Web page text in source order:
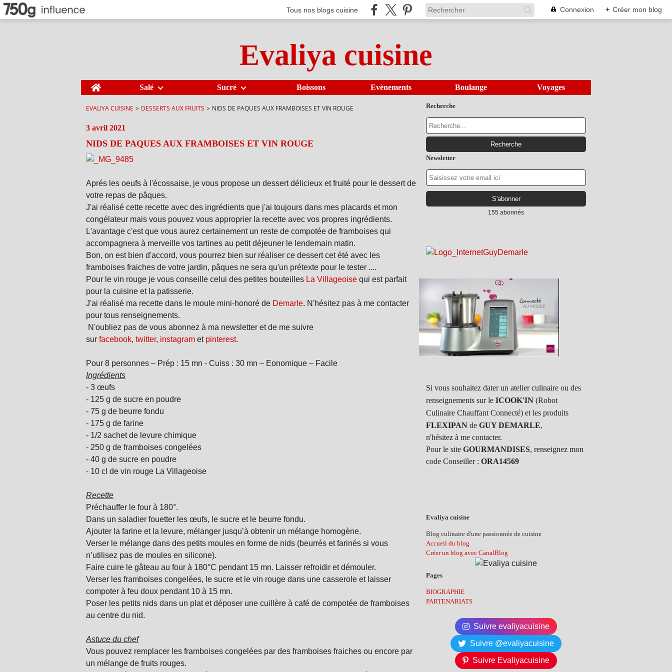
Tous nos blogs cuisine Connexion + Créer mon blog
Evaliya cuisine
Home Salé Sucré Boissons Evènements Boulange Voyages
EVALIYA CUISINE > DESSERTS AUX FRUITS > NIDS DE PAQUES AUX FRAMBOISES ET VIN ROUGE
3 avril 2021
NIDS DE PAQUES AUX FRAMBOISES ET VIN ROUGE
Aprés les oeufs à l'écossaise, je vous propose un dessert délicieux et fruité pour le dessert de
votre repas de pâques.
J'ai réalisé cette recette avec des ingrédients que j'ai toujours dans mes placards et mon
congélateur mais vous pouvez vous approprier la recette avec vos propres ingrédients.
L'avantage c'est que vous aurez certainement un reste de compotée de framboises qui
accompagnera à merveille vos tartines au petit déjeuner le lendemain matin.
Bon, on est bien d'accord, vous pourrez bien sur réaliser ce dessert cet été avec les
framboises fraiches de votre jardin, pâques ne sera qu'un prétexte pour le tester ....
Pour le vin rouge je vous conseille celui des petites bouteilles La Villageoise qui est parfait
pour la cuisine et la patisserie.
J'ai réalisé ma recette dans le moule mini-honoré de Demarle. N'hésitez pas à me contacter
pour tous renseignements.
N'oubliez pas de vous abonnez à ma newsletter et de me suivre
sur facebook, twitter, instagram et pinterest.
Pour 8 personnes – Prép : 15 mn - Cuiss : 30 mn – Eonomique – Facile
Ingrédients
- 3 œufs
- 125 g de sucre en poudre
- 75 g de beurre fondu
- 175 g de farine
- 1/2 sachet de levure chimique
- 250 g de framboises congelées
- 40 g de sucre en poudre
- 10 cl de vin rouge La Villageoise
Recette
Préchauffer le four à 180°.
Dans un saladier fouetter les œufs, le sucre et le beurre fondu.
Ajouter la farine et la levure, mélanger jusqu’à obtenir un mélange homogène.
Verser le mélange dans des petits moules en forme de nids (beurrés et farinés si vous
n’utilisez pas de moules en silicone).
Faire cuire le gâteau au four à 180°C pendant 15 mn. Laisser refroidir et démouler.
Verser les framboises congelées, le sucre et le vin rouge dans une casserole et laisser
compoter à feu doux pendant 10 à 15 mn.
Poser les petits nids dans un plat et déposer une cuillère à café de compotée de framboises
au centre du nid.
Astuce du chef
Vous pouvez remplacer les framboises congelées par des framboises fraiches ou encore par
un mélange de fruits rouges.
Recherche
Newsletter
155 abonnés
Si vous souhaitez dater un atelier culinaire ou des
renseignements sur le ICOOK'IN (Robot
Culinaire Chauffant Connecté) et les produits
FLEXIPAN de GUY DEMARLE,
n'hésitez à me contacter.
Pour le site GOURMANDISES, renseignez mon
code Conseiller : ORA14569
Evaliya cuisine
Blog culinaire d'une passionnée de cuisine
Accueil du blog
Créer un blog avec CanalBlog
Pages
BIOGRAPHIE
PARTENARIATS
Suivre evaliyacuisine
Suivre @evaliyacuisine
Suivre Evaliyacuisine